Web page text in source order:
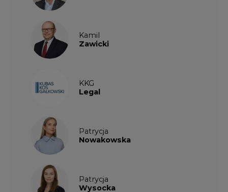
Kamil
Zawicki
KKG
Legal
Patrycja
Nowakowska
Patrycja
Wysocka